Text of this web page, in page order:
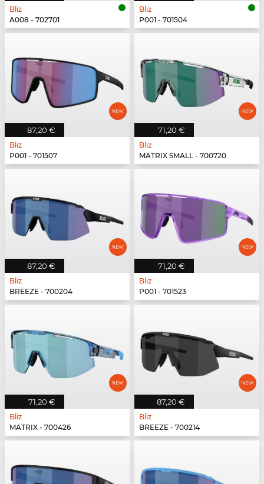
Bliz
A008 - 702701
Bliz
P001 - 701504
87,20 €
Bliz
P001 - 701507
71,20 €
Bliz
MATRIX SMALL - 700720
87,20 €
Bliz
BREEZE - 700204
71,20 €
Bliz
P001 - 701523
71,20 €
Bliz
MATRIX - 700426
87,20 €
Bliz
BREEZE - 700214